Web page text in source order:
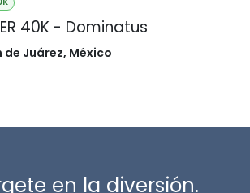
40K - Dominatus
de Juárez, México
en la diversión.